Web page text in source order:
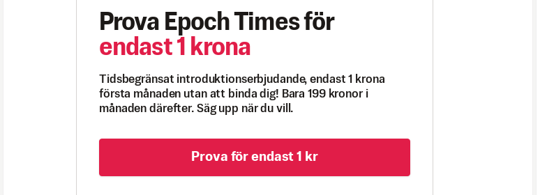
Prova Epoch Times för
endast 1 krona
Tidsbegränsat introduktionserbjudande, endast 1 krona
första månaden utan att binda dig! Bara 199 kronor i
månaden därefter. Säg upp när du vill.
Prova för endast 1 kr